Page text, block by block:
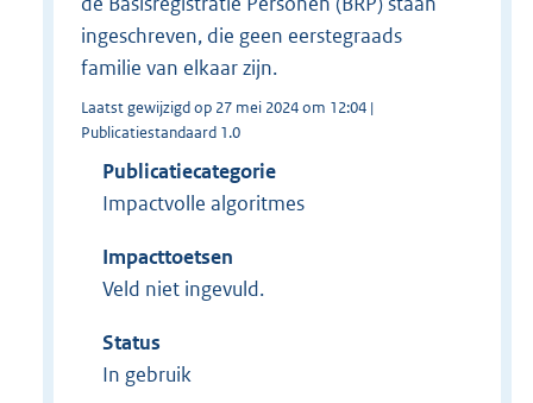
ingeschreven, die geen eerstegraads
familie van elkaar zijn.
Laatst gewijzigd op 27 mei 2024 om 12:04 |
Publicatiestandaard 1.0
Publicatiecategorie
Impactvolle algoritmes
Impacttoetsen
Veld niet ingevuld.
Status
In gebruik